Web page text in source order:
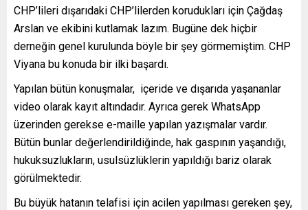
CHP’lileri dışarıdaki CHP’lilerden korudukları için Çağdaş
Arslan ve ekibini kutlamak lazım. Bugüne dek hiçbir
derneğin genel kurulunda böyle bir şey görmemiştim. CHP
Viyana bu konuda bir ilki başardı.
Yapılan bütün konuşmalar, içeride ve dışarıda yaşananlar
video olarak kayıt altındadır. Ayrıca gerek WhatsApp
üzerinden gerekse e-maille yapılan yazışmalar vardır.
Bütün bunlar değerlendirildiğinde, hak gaspının yaşandığı,
hukuksuzlukların, usulsüzlüklerin yapıldığı bariz olarak
görülmektedir.
Bu büyük hatanın telafisi için acilen yapılması gereken şey,